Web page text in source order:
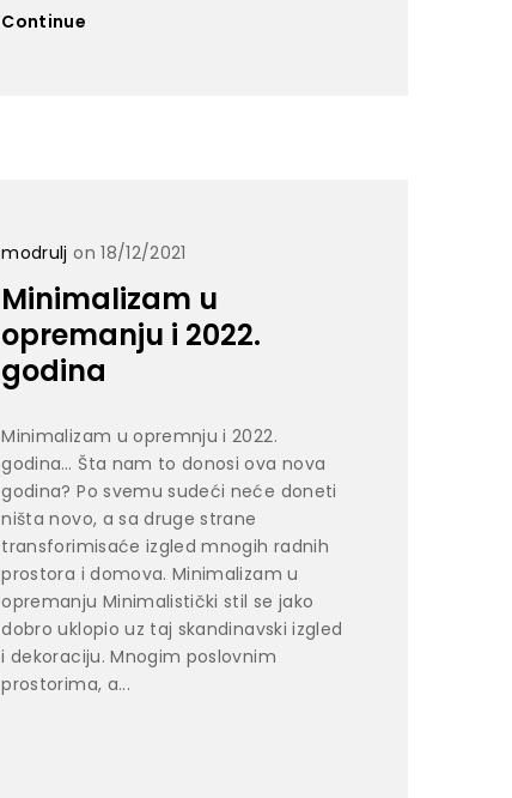
Continue
modrulj on 18/12/2021
Minimalizam u
opremanju i 2022.
godina
Minimalizam u opremnju i 2022.
godina… Šta nam to donosi ova nova
godina? Po svemu sudeći neće doneti
ništa novo, a sa druge strane
transforimisaće izgled mnogih radnih
prostora i domova. Minimalizam u
opremanju Minimalistički stil se jako
dobro uklopio uz taj skandinavski izgled
i dekoraciju. Mnogim poslovnim
prostorima, a...